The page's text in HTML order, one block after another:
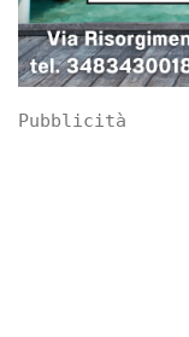
Pubblicità